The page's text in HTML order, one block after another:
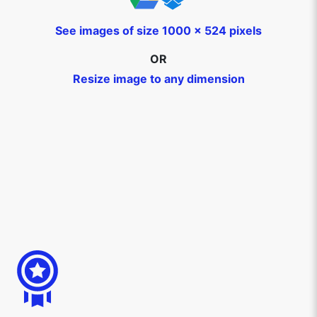
See images of size 1000 x 524 pixels
OR
Resize image to any dimension